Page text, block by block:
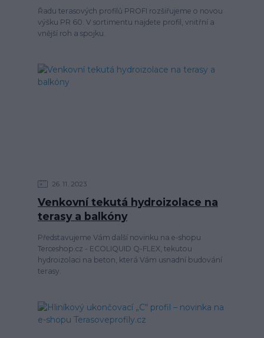
Řadu terasových profilů PROFI rozšiřujeme o novou
výšku PR 60. V sortimentu najdete profil, vnitřní a
vnější roh a spojku.
26 11 2023
Venkovní tekutá hydroizolace na
terasy a balkóny
Představujeme Vám další novinku na e-shopu
Terceshop.cz - ECOLIQUID Q-FLEX, tekutou
hydroizolaci na beton, která Vám usnadní budování
terasy.